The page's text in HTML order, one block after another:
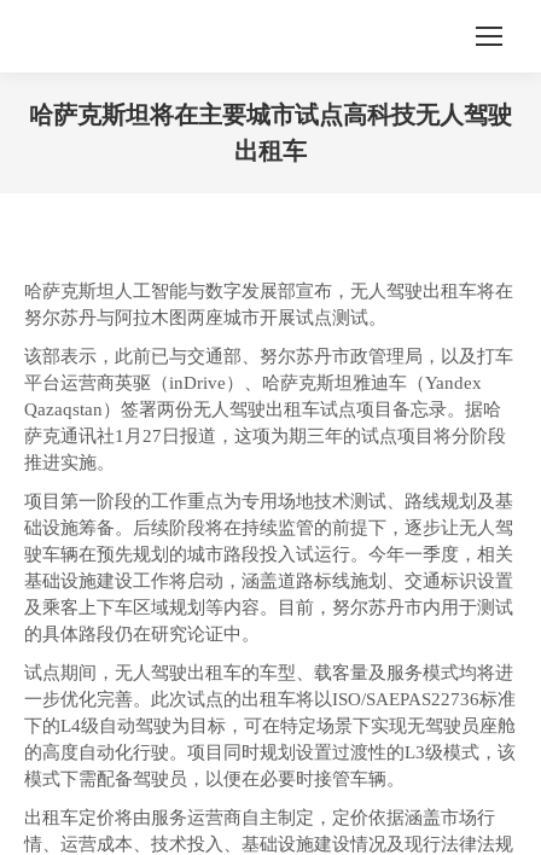
哈萨克斯坦将在主要城市试点高科技无人驾驶
出租车
哈萨克斯坦人工智能与数字发展部宣布，无人驾驶出租车将在
努尔苏丹与阿拉木图两座城市开展试点测试。
该部表示，此前已与交通部、努尔苏丹市政管理局，以及打车
平台运营商英驱（inDrive）、哈萨克斯坦雅迪车（Yandex
Qazaqstan）签署两份无人驾驶出租车试点项目备忘录。据哈
萨克通讯社1月27日报道，这项为期三年的试点项目将分阶段
推进实施。
项目第一阶段的工作重点为专用场地技术测试、路线规划及基
础设施筹备。后续阶段将在持续监管的前提下，逐步让无人驾
驶车辆在预先规划的城市路段投入试运行。今年一季度，相关
基础设施建设工作将启动，涵盖道路标线施划、交通标识设置
及乘客上下车区域规划等内容。目前，努尔苏丹市内用于测试
的具体路段仍在研究论证中。
试点期间，无人驾驶出租车的车型、载客量及服务模式均将进
一步优化完善。此次试点的出租车将以ISO/SAEPAS22736标准
下的L4级自动驾驶为目标，可在特定场景下实现无驾驶员座舱
的高度自动化行驶。项目同时规划设置过渡性的L3级模式，该
模式下需配备驾驶员，以便在必要时接管车辆。
出租车定价将由服务运营商自主制定，定价依据涵盖市场行
情、运营成本、技术投入、基础设施建设情况及现行法律法规